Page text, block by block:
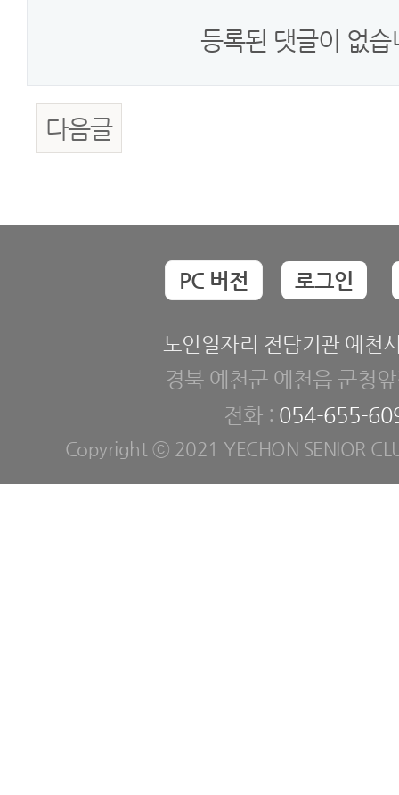
등록된 댓글이 없습
다음글
PC 버전 로그인
노인일자리 전담기관 예천
경북 예천군 예천읍 군청
전화 : 054-655-
Copyright ⓒ 2021 YECHON SENIOR